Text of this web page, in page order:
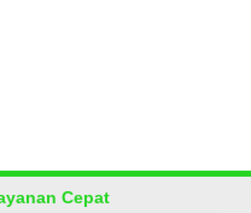
Cepat